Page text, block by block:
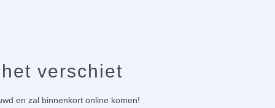
verschiet
en zal binnenkort online komen!